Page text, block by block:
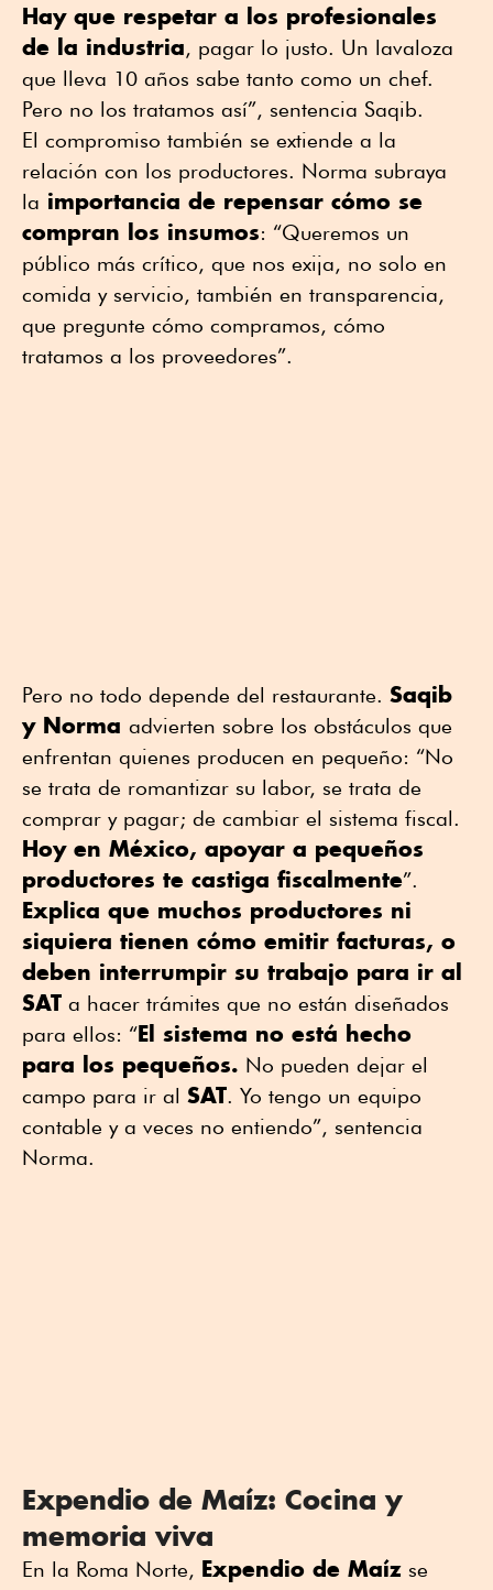
Hay que respetar a los profesionales
de la industria, pagar lo justo. Un lavaloza
que lleva 10 años sabe tanto como un chef.
Pero no los tratamos así”, sentencia Saqib.
El compromiso también se extiende a la
relación con los productores. Norma subraya
la importancia de repensar cómo se
compran los insumos: “Queremos un
público más crítico, que nos exija, no solo en
comida y servicio, también en transparencia,
que pregunte cómo compramos, cómo
tratamos a los proveedores”.
Pero no todo depende del restaurante. Saqib
y Norma advierten sobre los obstáculos que
enfrentan quienes producen en pequeño: “No
se trata de romantizar su labor, se trata de
comprar y pagar; de cambiar el sistema fiscal.
Hoy en México, apoyar a pequeños
productores te castiga fiscalmente”.
Explica que muchos productores ni
siquiera tienen cómo emitir facturas, o
deben interrumpir su trabajo para ir al
SAT a hacer trámites que no están diseñados
para ellos: “El sistema no está hecho
para los pequeños. No pueden dejar el
campo para ir al SAT. Yo tengo un equipo
contable y a veces no entiendo”, sentencia
Norma.
Expendio de Maíz: Cocina y
memoria viva
En la Roma Norte, Expendio de Maíz se